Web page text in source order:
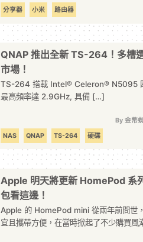
分享器
小米 路由器
QNAP 推出全新 TS-264！多槽
市場！
TS-264 搭載 Intel® Celeron® N5095
最高頻率達 2.9GHz, 具備 […]
By 金幣
NAS
QNAP TS-264 硬碟
Apple 明天將更新 HomePod 系
包看這邊！
Apple 的 HomePod mini 從兩年前問世
宜且攜帶方便，在當時掀起了不少購買